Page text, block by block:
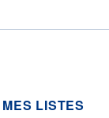
MES LISTES